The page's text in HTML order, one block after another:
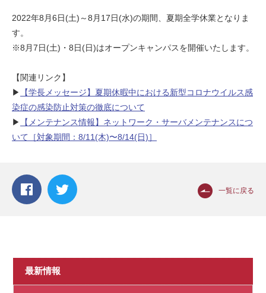
2022年8月6日(土)～8月17日(水)の期間、夏期全学休業となりま
す。
※8月7日(土)・8日(日)はオープンキャンパスを開催いたします。
【関連リンク】
▶︎
【学長メッセージ】夏期休暇中における新型コロナウイルス感
染症の感染防止対策の徹底について
▶︎
【メンテナンス情報】ネットワーク・サーバメンテナンスにつ
いて［対象期間：8/11(木)〜8/14(日)］
一覧に戻る
最新情報